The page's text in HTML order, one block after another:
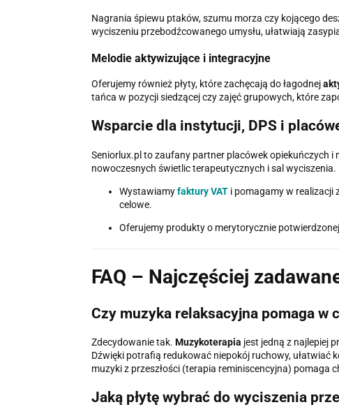
Nagrania śpiewu ptaków, szumu morza czy kojącego
wyciszeniu przebodźcowanego umysłu, ułatwiają
Melodie aktywizujące i integracyjne
Oferujemy również płyty, które zachęcają do łagodnej
tańca w pozycji siedzącej czy zajęć grupowych, które
Wsparcie dla instytucji, DPS i
Seniorlux.pl to zaufany partner placówek opiekuńczych i
nowoczesnych świetlic terapeutycznych i sal wyciszenia.
Wystawiamy faktury VAT i pomagamy w realizacji
celowe.
Oferujemy produkty o merytorycznie
FAQ – Najczęściej
Czy muzyka relaksacyjna pomaga w
Zdecydowanie tak. Muzykoterapia jest jedną z najlepiej
Dźwięki potrafią redukować niepokój ruchowy, ułatwiać
muzyki z przeszłości (terapia reminiscencyjna) pomaga
Jaką płytę wybrać do wyciszenia